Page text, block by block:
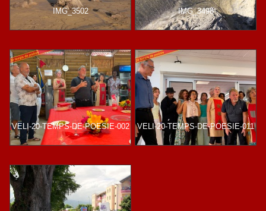
IMG_3502 IMG_3498
VELI-20-TEMPS-DE-POESIE-002 VELI-20-TEMPS-DE-POESIE-011